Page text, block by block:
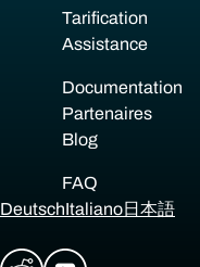
Tarification
Assistance
Documentation
Partenaires
Blog
FAQ
DeutschItaliano日本語